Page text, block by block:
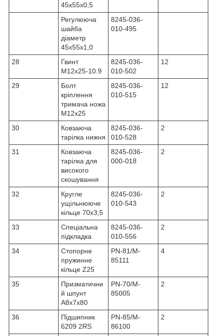
45x55x0,5
Регулююча
шайба
діаметр
45x55x1,0
8245-036-
010-495
28
Гвинт
M12x25-10.9
8245-036-
010-502
12
29
Болт
кріплення
тримача ножа
М12x25
8245-036-
010-515
12
30
Ковзаюча
тарілка нижня
8245-036-
010-528
2
31
Ковзаюча
тарілка для
високого
скошування
8245-036-
000-018
2
32
Кругле
ущільнююче
кільце 70x3,5
8245-036-
010-543
2
33
Спеціальна
підкладка
8245-036-
010-556
2
34
Стопорне
пружинне
кільце Z25
PN-81/M-
85111
4
35
Призматични
й шпунт
A8x7x80
PN-70/M-
85005
2
36
Підшипник
6209 2RS
PN-85/M-
86100
2